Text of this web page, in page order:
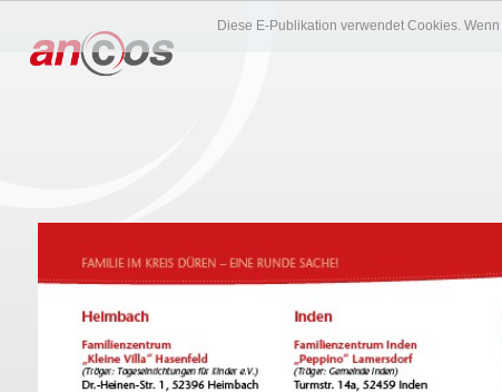
Diese E-Publikation verwendet Cookies.